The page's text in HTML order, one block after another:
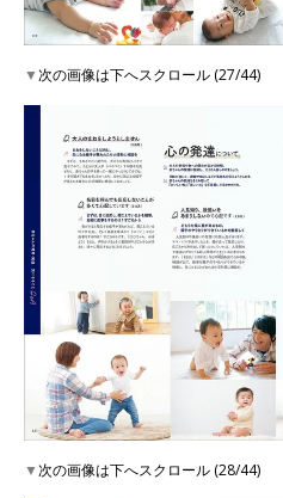
▼次の画像は下へスクロール (27/44)
▼次の画像は下へスクロール (28/44)